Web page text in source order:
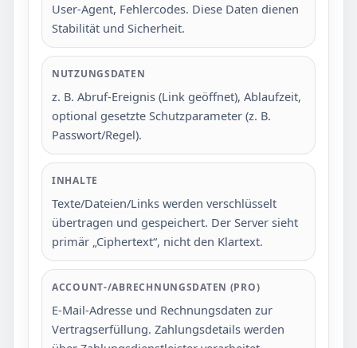
User-Agent, Fehlercodes. Diese Daten dienen
Stabilität und Sicherheit.
NUTZUNGSDATEN
z. B. Abruf-Ereignis (Link geöffnet), Ablaufzeit,
optional gesetzte Schutzparameter (z. B.
Passwort/Regel).
INHALTE
Texte/Dateien/Links werden verschlüsselt
übertragen und gespeichert. Der Server sieht
primär „Ciphertext“, nicht den Klartext.
ACCOUNT-/ABRECHNUNGSDATEN (PRO)
E-Mail-Adresse und Rechnungsdaten zur
Vertragserfüllung. Zahlungsdetails werden